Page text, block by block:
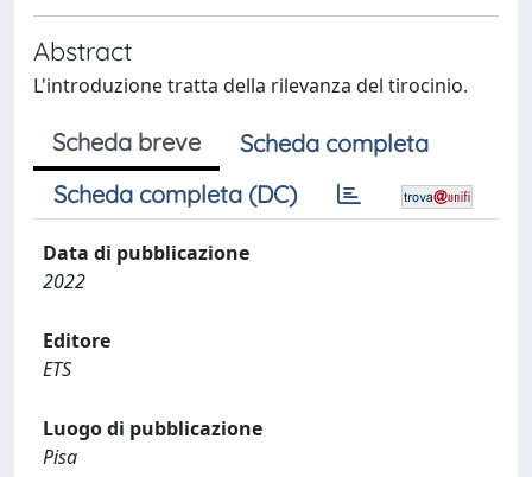
Abstract
L'introduzione tratta della rilevanza del tirocinio.
Scheda breve
Scheda completa
Scheda completa (DC)
Data di pubblicazione
2022
Editore
ETS
Luogo di pubblicazione
Pisa